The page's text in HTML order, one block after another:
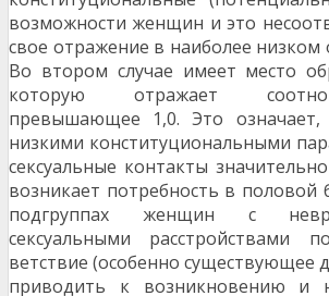
возможности женщин и это
свое отражение в наиболее
Во втором случае имеет место
которую отражает
превышающее 1,0. Это
низкими конституциональными
сексуальные контакты
возникает потребность в половой
подгруппах женщин с
сексуальными расстройствами
ветствие (особенно существующее
приводить к возникновению и